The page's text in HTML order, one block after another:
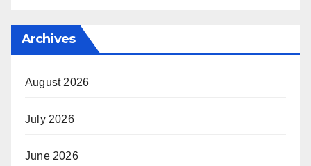
Archives
August 2026
July 2026
June 2026